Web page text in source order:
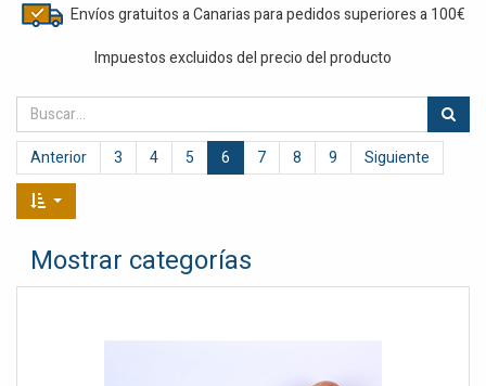
Envíos gratuitos a Canarias para pedidos superiores a 100€
Impuestos excluidos del precio del producto
Anterior 3 4 5 6 7 8 9 Siguiente
Mostrar categorías